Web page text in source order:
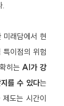
.
미래담에서 현
특이점의 위험
히는 AI가 강
를 수 있다는
도는 시간이